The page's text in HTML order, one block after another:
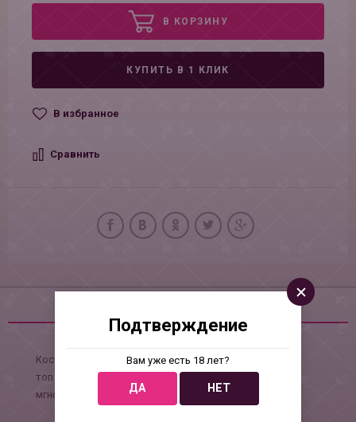
В КОРЗИНУ
КУПИТЬ В 1 КЛИК
В избранное
Сравнить
Костюм состоящий из обворожительной мини-юбки и
топ черныого топа с воротничком и завязками
мгновенно вскружит голову любому мужчине.
Подтверждение
Вам уже есть 18 лет?
ДА НЕТ